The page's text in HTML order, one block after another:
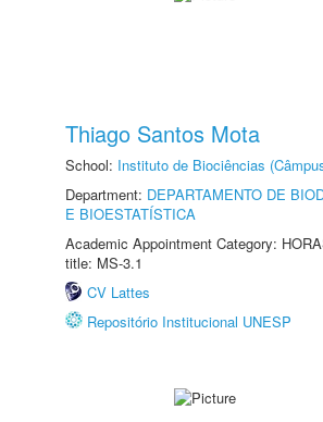
Thiago Santos Mota
School: Instituto de Biociências
Department: DEPARTAMENTO DE
E BIOESTATÍSTICA
Academic Appointment Category:
title: MS-3.1
CV Lattes
Repositório Institucional UNESP